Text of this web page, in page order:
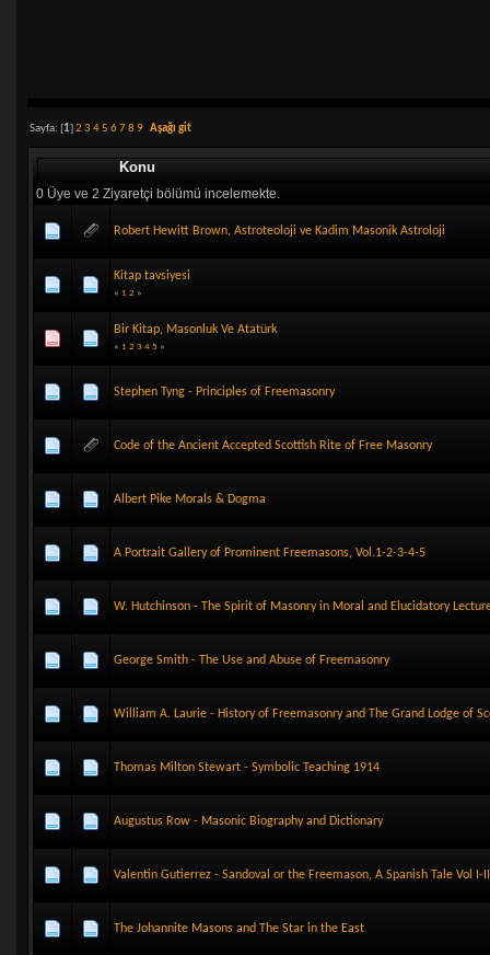
Sayfa: [1] 2 3 45 678 9 Aşağı git
Konu
0 Üye ve 2 Ziyaretçi bölümü incelemekte.
Robert Hewitt Brown, Astroteoloji ve Kadim Masonik Astroloji
Kitap tavsiyesi
« 1 2 »
Bir Kitap, Masonluk Ve Atatürk
« 1 2 3 4 5 »
Stephen Tyng - Principles of Freemasonry
Code of the Ancient Accepted Scottish Rite of Free Masonry
Albert Pike Morals & Dogma
A Portrait Gallery of Prominent Freemasons, Vol.1-2-3-4-5
W. Hutchinson - The Spirit of Masonry in Moral and Elucidatory
George Smith - The Use and Abuse of Freemasonry
William A. Laurie - History of Freemasonry and The Grand Lodge of
Thomas Milton Stewart - Symbolic Teaching 1914
Augustus Row - Masonic Biography and Dictionary
Valentin Gutierrez - Sandoval or the Freemason, A Spanish Tale Vol I-
The Johannite Masons and The Star in the East